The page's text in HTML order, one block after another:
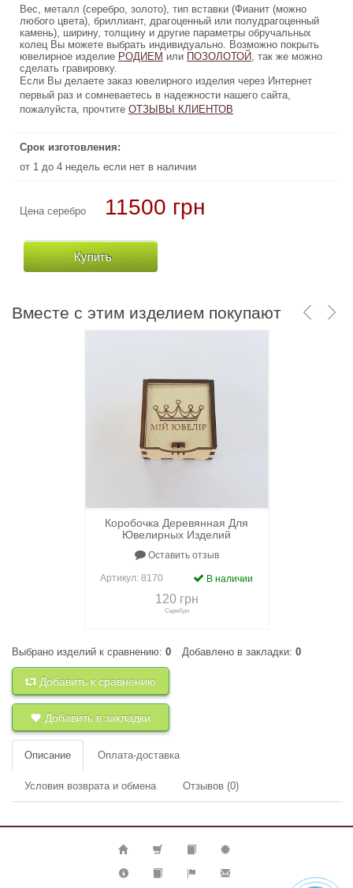
Вес, металл (серебро, золото), тип вставки (Фианит (можно
любого цвета), бриллиант, драгоценный или полудрагоценный
камень), ширину, толщину и другие параметры обручальных
колец Вы можете выбрать индивидуально. Возможно покрыть
ювелирное изделие РОДИЕМ или ПОЗОЛОТОЙ, так же можно
сделать гравировку.
Если Вы делаете заказ ювелирного изделия через Интернет
первый раз и сомневаетесь в надежности нашего сайта,
пожалуйста, прочтите ОТЗЫВЫ КЛИЕНТОВ
Срок изготовления:
от 1 до 4 недель если нет в наличии
Цена серебро 11500 грн
Купить
Вес, металл (серебро, золото), тип вставки (Фианит (можно
любого цвета), бриллиант, драгоценный или полудрагоценный
камень), ширину, толщину и другие параметры обручальных
колец Вы можете выбрать индивидуально. Возможно покрыть
ювелирное изделие
РОДИЕМ
или
ПОЗОЛОТОЙ
, так же можно
Если Вы делаете заказ ювелирного изделия через Интернет
первый раз и сомневаетесь в надежности нашего сайта,
пожалуйста, прочтите
ОТЗЫВЫ КЛИЕНТОВ
от 1 до 4 недель если нет в наличии
94500 грн
Вместе с этим изделием покупают
Коробочка Деревянная Для
Ювелирных Изделий
Оставить отзыв
Артикул: 8170 В наличии
120 грн
Серебро
+к сравнению
Выбрано изделий к сравнению: 0 Добавлено в закладки: 0
Добавить к сравнению
Добавить в закладки
Описание Оплата-доставка
Условия возврата и обмена Отзывов (0)